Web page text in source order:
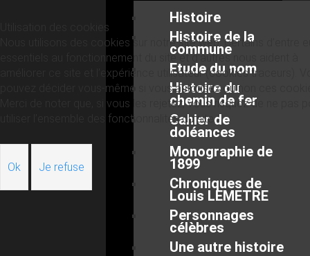
Histoire
Histoire de la
commune
Etude du nom
Histoire du
chemin de fer
Cahier de
doléances
Monographie de
1899
Chroniques de
Louis LEMETRE
Personnages
célèbres
Une autre histoire
Utilisation des cookies
Nous utilisons des cookies sur notre site web. Certains d’entre
essentiels au fonctionnement du site et d’autres nous aident à
améliorer ce site et l’expérience utilisateur (cookies traceurs).
pouvez décider vous-même si vous autorisez ou non ces
Merci de noter que, si vous les rejetez, vous risquez de ne pas
utiliser l’ensemble des fonctionnalités du site.
Ok Je refuse